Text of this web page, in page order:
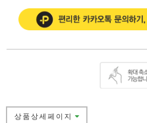
상품상세페이지